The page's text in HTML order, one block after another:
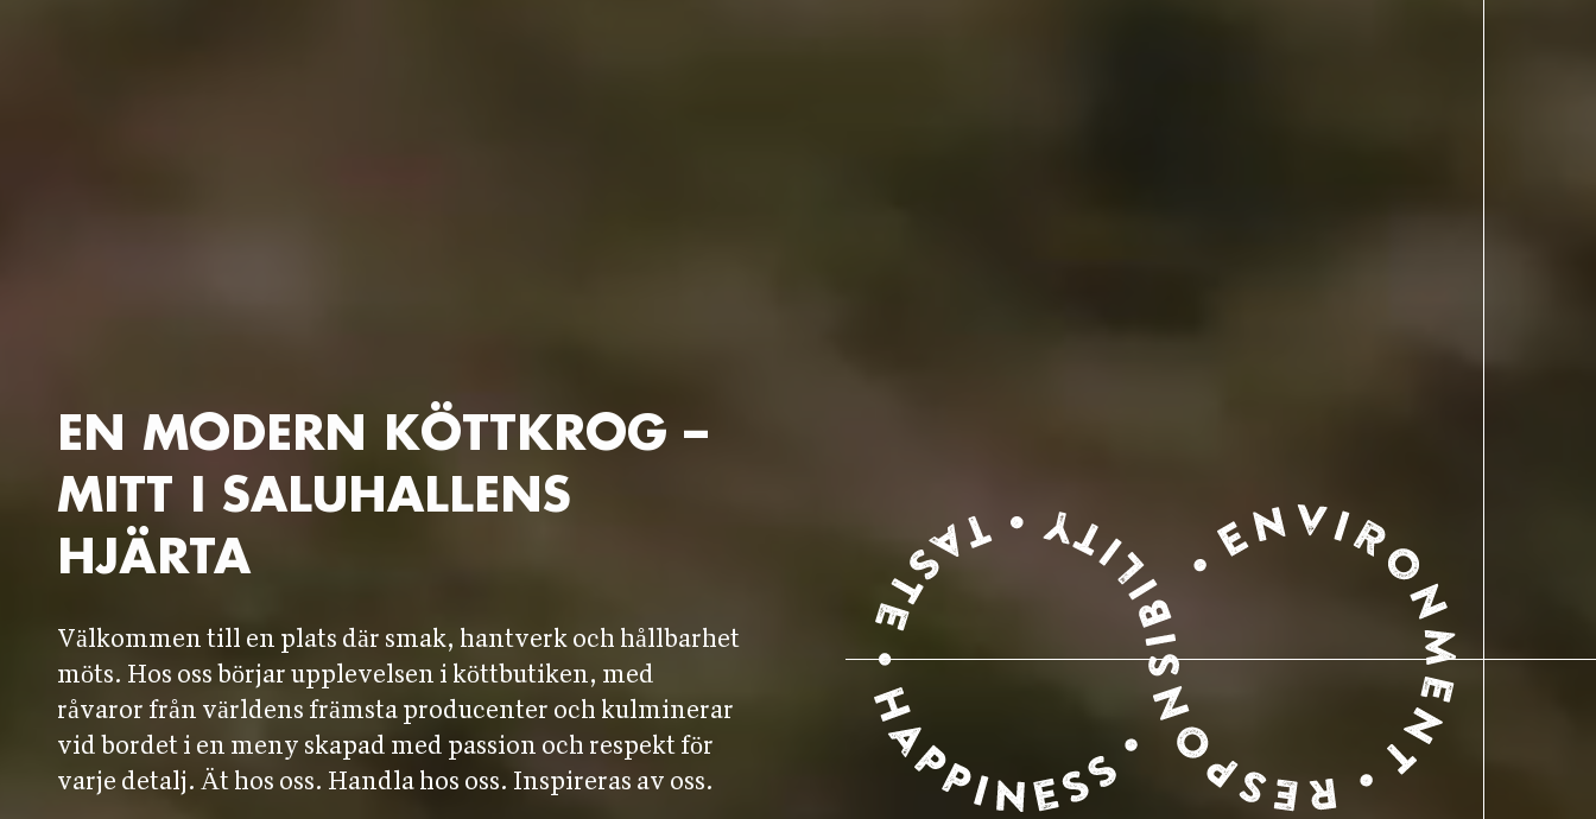
EN MODERN KÖTTKROG –
MITT I SALUHALLENS
HJÄRTA
Välkommen till en plats där smak, hantverk och hållbarhet
möts. Hos oss börjar upplevelsen i köttbutiken, med
råvaror från världens främsta producenter och kulminerar
vid bordet i en meny skapad med passion och respekt för
varje detalj. Ät hos oss. Handla hos oss. Inspireras av oss.